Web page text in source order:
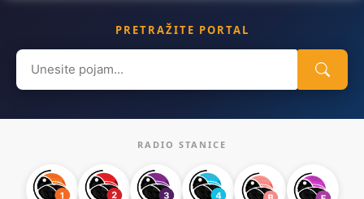
PRETRAŽITE PORTAL
Search
for:
RADIO STANICE